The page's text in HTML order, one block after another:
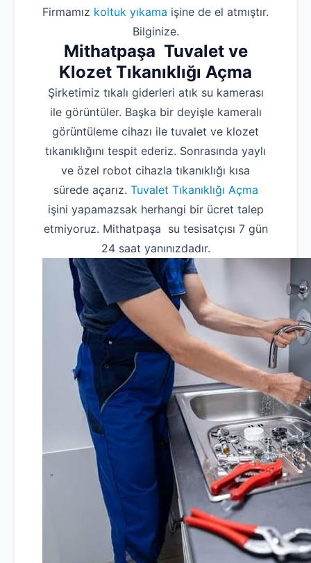
Firmamız koltuk yıkama işine de el atmıştır.
Bilginize.
Mithatpaşa Tuvalet ve
Klozet Tıkanıklığı Açma
Şirketimiz tıkalı giderleri atık su kamerası
ile görüntüler. Başka bir deyişle kameralı
görüntüleme cihazı ile tuvalet ve klozet
tıkanıklığını tespit ederiz. Sonrasında yaylı
ve özel robot cihazla tıkanıklığı kısa
sürede açarız. Tuvalet Tıkanıklığı Açma
işini yapamazsak herhangi bir ücret talep
etmiyoruz. Mithatpaşa su tesisatçısı 7 gün
24 saat yanınızdadır.